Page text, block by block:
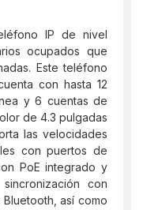
IP de nivel
ocupados que
Este teléfono
con hasta 12
y 6 cuentas de
de 4.3 pulgadas
las velocidades
con puertos de
PoE integrado y
con
así como